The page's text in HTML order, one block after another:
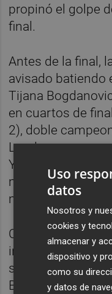
propinó el golpe
final.
Antes de la final,
avisado batiendo
Tijana
en cuartos de
2), doble
Londres; y en
Yildirim (39-19),
mundial. De esta
medalla olímpica
Cerezo, que
internacional el
se proclamó
Bulgaria, pudo
Uso
datos
Nosotros y
cookies y
almacenar y
dispositivo y
como su
y datos de